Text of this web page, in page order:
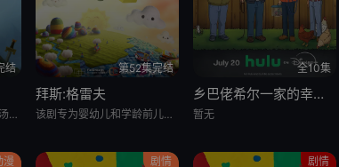
结
萨沙·奈特,约翰·迪·马吉欧,汤姆·肯尼,海登·瓦尔希,奥利维亚·奥尔森,杨泫贞
第52集完结
拜斯:格雷夫
该剧专为婴幼儿和学龄前儿童设计，结合了儿童睡眠科学研究。它采用极其柔和的色彩、慢节奏的3D动画和舒缓的音乐，属
全10集
乡巴佬希尔一家的幸福生活 第十五季
暂无
漫 剧情 剧情